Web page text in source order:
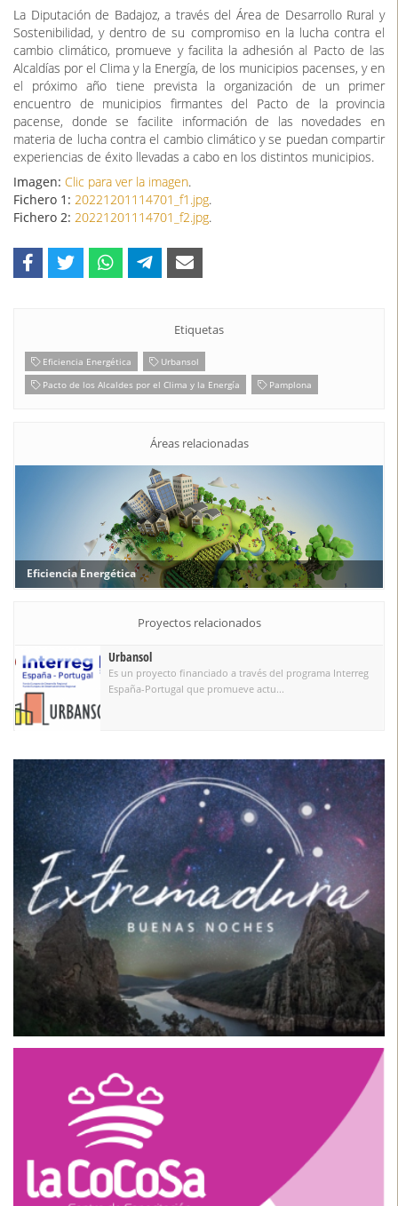
La Diputación de Badajoz, a través del Área de Desarrollo Rural y
Sostenibilidad, y dentro de su compromiso en la lucha contra el
cambio climático, promueve y facilita la adhesión al Pacto de las
Alcaldías por el Clima y la Energía, de los municipios pacenses, y en
el próximo año tiene prevista la organización de un primer
encuentro de municipios firmantes del Pacto de la provincia
pacense, donde se facilite información de las novedades en
materia de lucha contra el cambio climático y se puedan compartir
experiencias de éxito llevadas a cabo en los distintos municipios.
Imagen: Clic para ver la imagen.
Fichero 1: 20221201114701_f1.jpg.
Fichero 2: 20221201114701_f2.jpg.
Etiquetas
Eficiencia Energética
Urbansol
Pacto de los Alcaldes por el Clima y la Energía
Pamplona
Áreas relacionadas
Eficiencia Energética
Proyectos relacionados
Urbansol
Es un proyecto financiado a través del programa Interreg
España-Portugal que promueve actu...